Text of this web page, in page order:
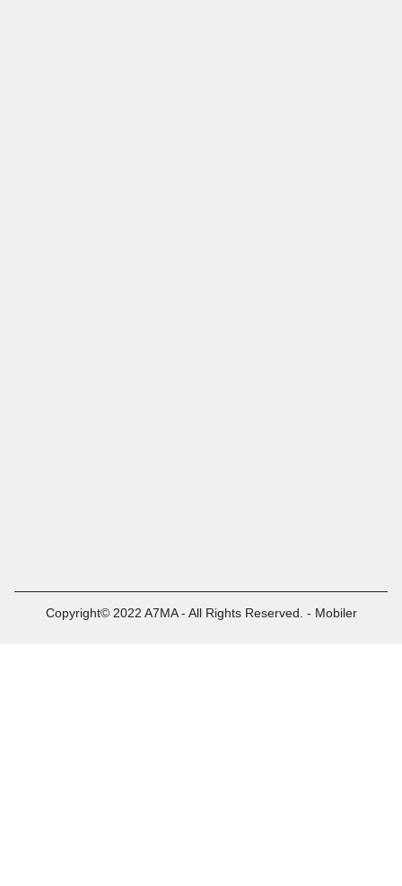
Copyright© 2022 A7MA - All Rights Reserved. - Mobiler